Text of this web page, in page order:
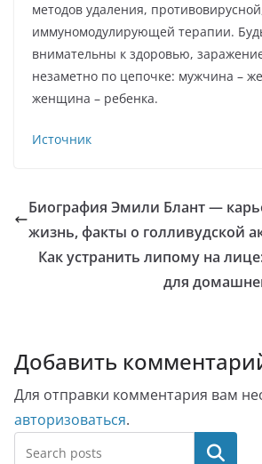
методов удаления,
иммуномодулирующей терапии.
внимательны к здоровью,
незаметно по цепочке: мужчина –
женщина – ребенка.
Источник
Биография Эмили Блант —
жизнь, факты о голливудской
Как устранить липому на
для
Добавить
Для отправки комментария вам
авторизоваться.
Поиск